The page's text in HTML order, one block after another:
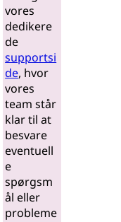
vores
dedikere
de
supportsi
de, hvor
vores
team står
klar til at
besvare
eventuell
e
spørgsm
ål eller
probleme